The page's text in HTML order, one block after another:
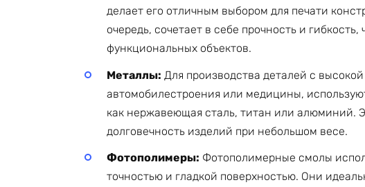
делает его отличным выбором для печати
очередь, сочетает в себе прочность и
функциональных объектов.
Металлы: Для производства деталей с
автомобилестроения или медицины,
как нержавеющая сталь, титан или алюминий.
долговечность изделий при небольшом весе.
Фотополимеры: Фотополимерные смолы
точностью и гладкой поверхностью. Они